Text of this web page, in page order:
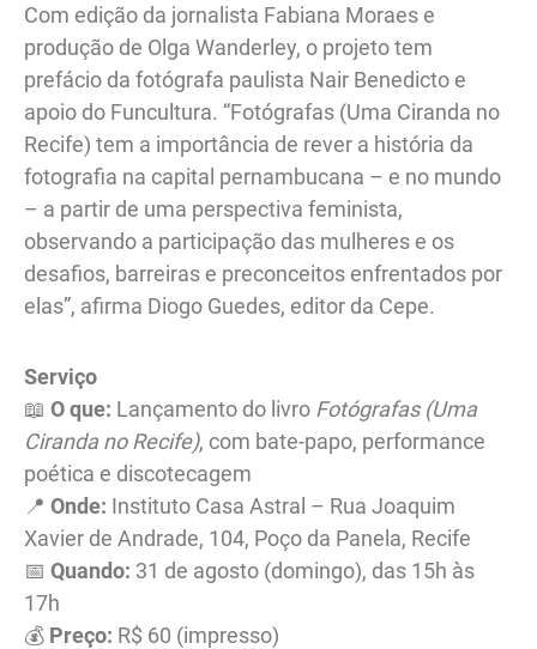
Com edição da jornalista Fabiana Moraes e
produção de Olga Wanderley, o projeto tem
prefácio da fotógrafa paulista Nair Benedicto e
apoio do Funcultura. “Fotógrafas (Uma Ciranda no
Recife) tem a importância de rever a história da
fotografia na capital pernambucana – e no mundo
– a partir de uma perspectiva feminista,
observando a participação das mulheres e os
desafios, barreiras e preconceitos enfrentados por
elas”, afirma Diogo Guedes, editor da Cepe.
Serviço
📖 O que: Lançamento do livro Fotógrafas (Uma
Ciranda no Recife), com bate-papo, performance
poética e discotecagem
📍 Onde: Instituto Casa Astral – Rua Joaquim
Xavier de Andrade, 104, Poço da Panela, Recife
📅 Quando: 31 de agosto (domingo), das 15h às
17h
💰 Preço: R$ 60 (impresso)